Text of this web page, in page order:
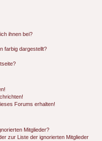
ihnen bei?
farbig dargestellt?
Forums erhalten!
Mitglieder?
zur Liste der ignorierten Mitglieder